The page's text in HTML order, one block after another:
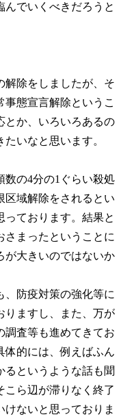
でいくべきだろうと
解除をしましたが、そ
態宣言解除というこ
とか、いろいろあるの
いなと思います。
数の4分の1ぐらい殺処
区域解除をされるとい
っております。結果と
さまったということに
が大きいのではないか
防疫対策の強化等に
りますし、また、万が
調査等も進めてきてお
体的には、例えばふん
るというような話も聞
こら辺が滞りなく終了
ないと思っておりま